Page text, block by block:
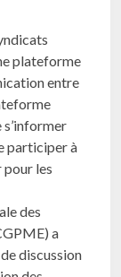
plateforme
entre
participer à
pour les
des
a
discussion